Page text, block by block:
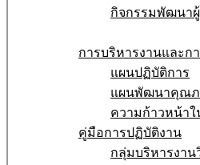
กิจกรรมพัฒนาผู้
การบริหารงานและก
แผนปฏิบัติการ
แผนพัฒนาคุณภ
ความก้าวหน้าใ
คู่มือการปฏิบัติงาน
กลุ่มบริหารงาน